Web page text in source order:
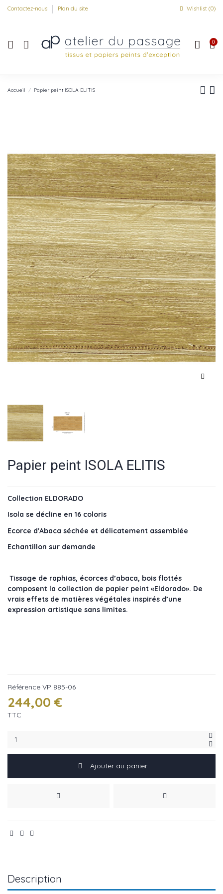
Contactez-nous Plan du site Wishlist (0)
0
Accueil Papier peint ISOLA ELITIS
Papier peint ISOLA ELITIS
Collection ELDORADO
Isola se décline en 16 coloris
Ecorce d'Abaca séchée et délicatement assemblée
Echantillon sur demande
Tissage de raphias, écorces d’abaca, bois flottés
composent la collection de papier peint «Eldorado». De
vrais effets de matières végétales inspirés d’une
expression artistique sans limites.
Référence VP 885-06
244,00 €
TTC
Ajouter au panier
Description